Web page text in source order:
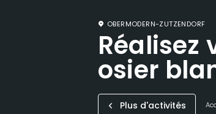
OBERMODERN-ZUTZENDORF
Réalisez
osier
Plus d'activités